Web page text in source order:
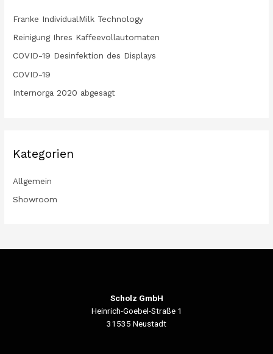
Franke IndividualMilk Technology
Reinigung Ihres Kaffeevollautomaten
COVID-19 Desinfektion des Displays
COVID-19
Internorga 2020 abgesagt
Kategorien
Allgemein
Showroom
Scholz GmbH
Heinrich-Goebel-Straße 1
31535 Neustadt